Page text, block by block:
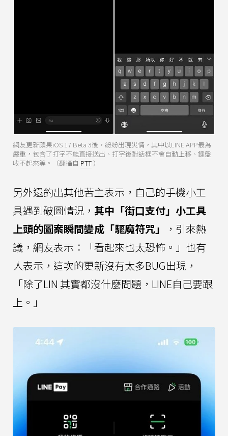
網友更新蘋果iOS 17 Beta 3後，紛紛出現災情，其中以LINE APP最為
嚴重，包含了打字不能直接送出、打字後對話框不會自動上移、鍵盤
收不起來等。（翻攝自 PTT ）
另外還釣出其他苦主表示，自己的手機小工
具遇到破圖情況， 其中「街口支付」小工具
上頭的圖案瞬間變成「驅魔符咒」
，引來熱
議，網友表示：「看起來也太恐怖。」也有
人表示，這次的更新沒有太多BUG出現，
「除了LIN 其實都沒什麼問題，LINE自己要跟
上。」